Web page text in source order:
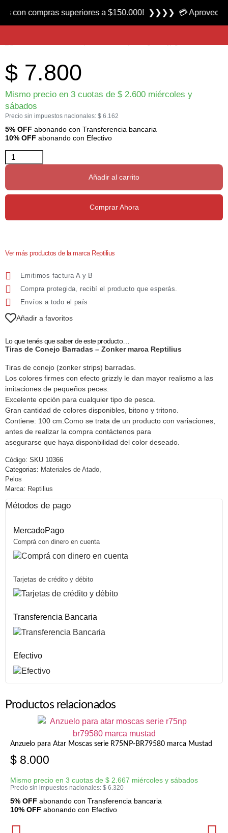
Producto nuevo
Tiras de Conejo Barradas – Zonker marca Reptilius
$ 7.800
Mismo precio en 3 cuotas de $2.600 miércoles y
sábados
Precio sin impuestos nacionales: $ 6.162
5% OFF abonando con Transferencia bancaria
10% OFF abonando con Efectivo
Añadir al carrito
Comprar Ahora
Ver más productos de la marca Reptilius
Emitimos factura A y B
Compra protegida, recibí el producto que esperás.
Envíos a todo el país
Añadir a favoritos
Lo que tenés que saber de este producto…
Tiras de Conejo Barradas – Zonker marca Reptilius
Tiras de conejo (zonker strips) barradas.
Los colores firmes con efecto grizzly le dan mayor realismo a las
imitaciones de pequeños peces.
Excelente opción para cualquier tipo de pesca.
Gran cantidad de colores disponibles, bitono y tritono.
Contiene: 100 cm.Como se trata de un producto con variaciones,
antes de realizar la compra contáctenos para
asegurarse que haya disponbilidad del color deseado.
Código: SKU 10366
Categorias: Materiales de Atado
Pelos
Marca: Reptilius
Métodos de pago
MercadoPago
Comprá con dinero en cuenta
Tarjetas de crédito y débito
Transferencia Bancaria
Efectivo
Productos relacionados
Anzuelo para Atar Moscas serie R75NP-BR79580 marca Mustad
$ 8.000
Mismo precio en 3 cuotas de $ 2.667 miércoles y sábados
Precio sin impuestos nacionales: $ 6.320
5% OFF abonando con Transferencia bancaria
10% OFF abonando con Efectivo
compras superiores a $150.000! ❯❯❯❯ 💳 Aprovecha las